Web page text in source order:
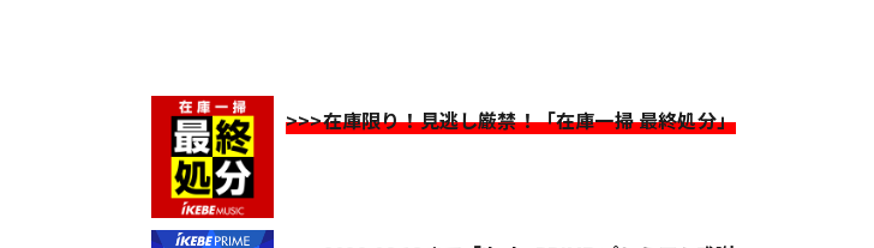
>>>在庫限り！見逃し厳禁！「在庫一掃 最終処分」